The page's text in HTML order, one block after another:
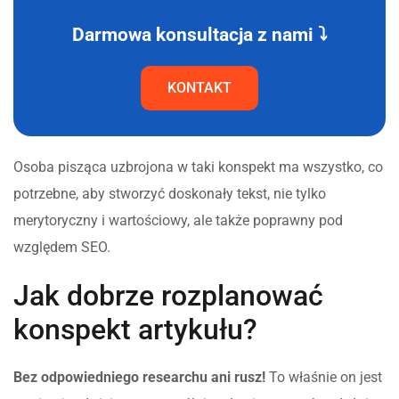
Darmowa konsultacja z nami ⤵
KONTAKT
Osoba pisząca uzbrojona w taki konspekt ma wszystko, co
potrzebne, aby stworzyć doskonały tekst, nie tylko
merytoryczny i wartościowy, ale także poprawny pod
względem SEO.
Jak dobrze rozplanować
konspekt artykułu?
Bez odpowiedniego researchu ani rusz! To właśnie on jest